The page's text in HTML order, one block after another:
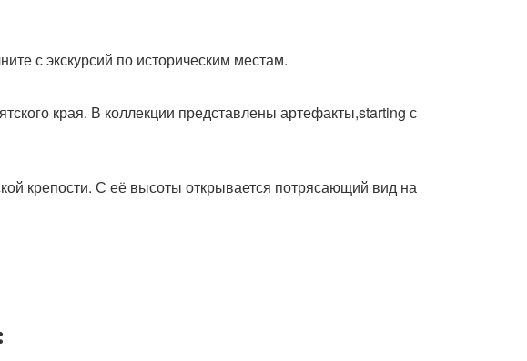
с экскурсий по историческим местам.
края. В коллекции представлены артефакты,starting с
крепости. С её высоты открывается потрясающий вид на